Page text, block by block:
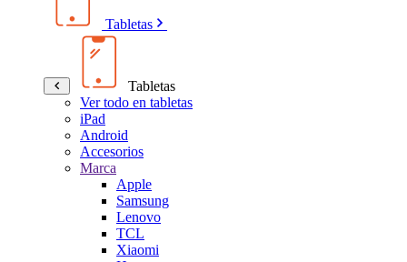
Tabletas
Tabletas
Ver todo en tabletas
iPad
Android
Accesorios
Marca
Apple
Samsung
Lenovo
TCL
Xiaomi